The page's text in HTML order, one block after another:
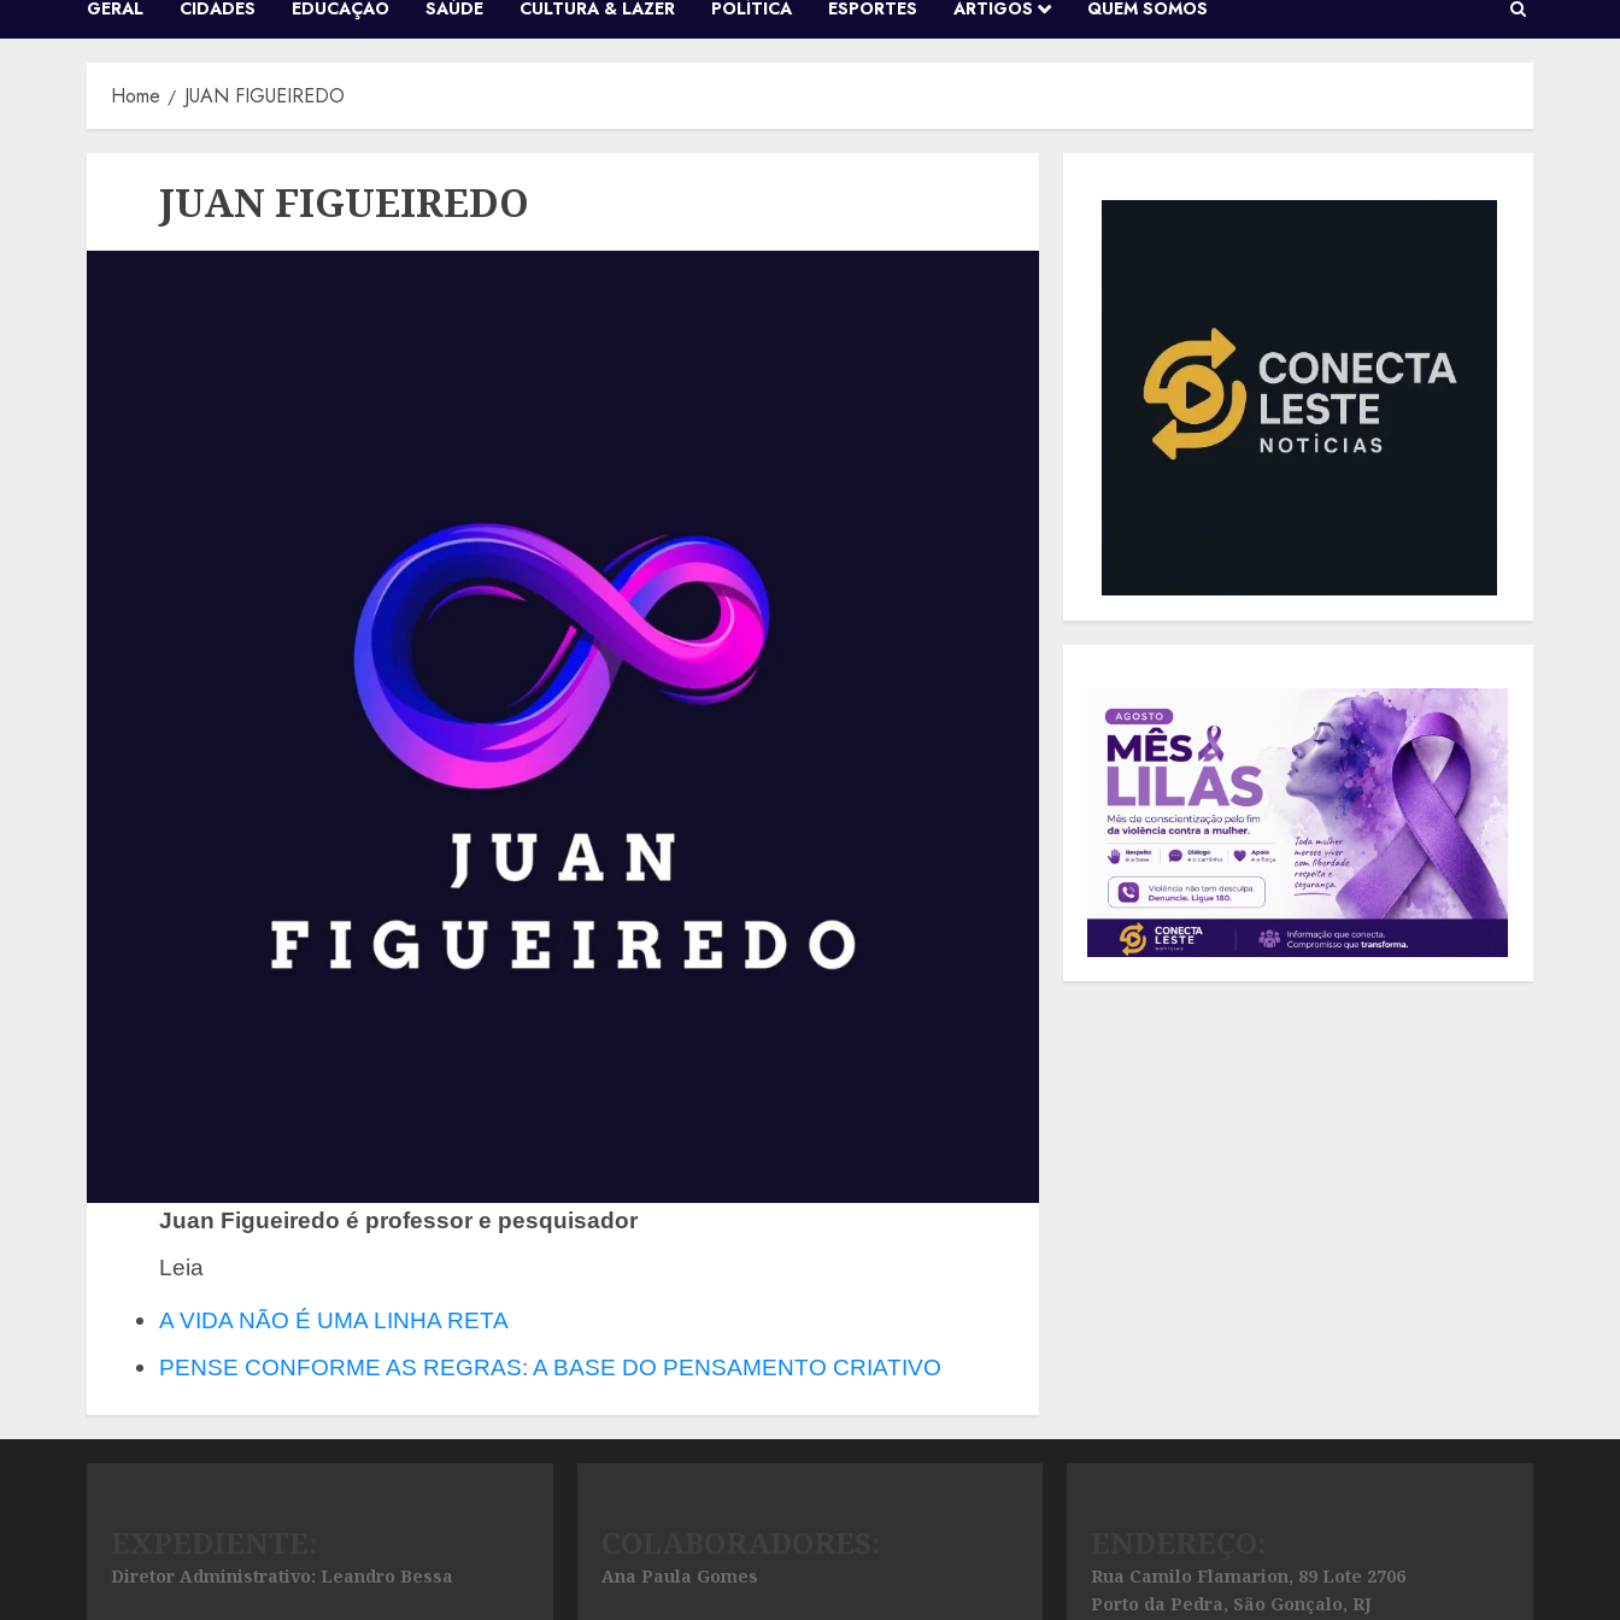
GERAL CIDADES EDUCAÇÃO SAÚDE CULTURA & LAZER POLÍTICA ESPORTES ARTIGOS QUEM SOMOS
Home JUAN FIGUEIREDO
JUAN FIGUEIREDO
Juan Figueiredo é professor e pesquisador
Leia
A VIDA NÃO É UMA LINHA RETA
PENSE CONFORME AS REGRAS: A BASE DO PENSAMENTO CRIATIVO
Diretor Administrativo: Leandro Bessa Ana Paula Gomes
Rua Camilo Flamarion, 89 Lote 2706
Porto da Pedra, São Gonçalo, RJ